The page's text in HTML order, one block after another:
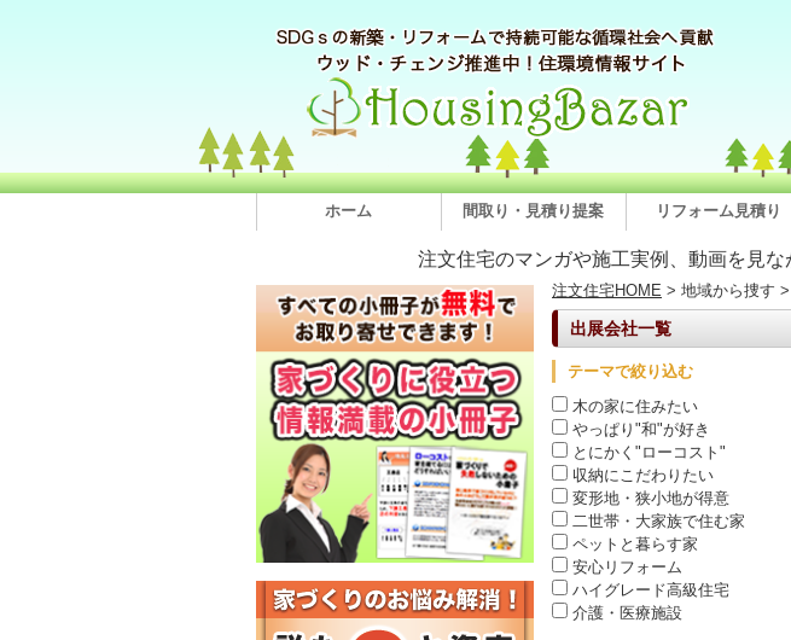
ホーム 間取り・見積り提案 リフォーム見積り
注文住宅のマンガや施工実例、動画を見
注文住宅HOME > 地域から捜す >
出展会社一覧
テーマで絞り込む
木の家に住みたい
やっぱり"和"が好き
とにかく"ローコスト"
収納にこだわりたい
変形地・狭小地が得意
二世帯・大家族で住む家
ペットと暮らす家
安心リフォーム
ハイグレード高級住宅
介護・医療施設